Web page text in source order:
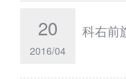
20
2016/04
科右前